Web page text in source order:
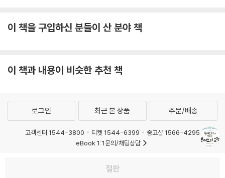
이 책을 구입하신 분들이 산 분야 책
이 책과 내용이 비슷한 추천 책
절판
로그인 최근 본 상품 주문/배송
고객센터 1544-3800 티켓 1544-6399
중고샵 1566-4295
eBook 1:1문의/채팅상담
개인정보처리방침